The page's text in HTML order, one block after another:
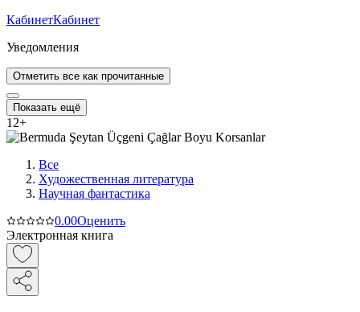
КабинетКабинет
Уведомления
Отметить все как прочитанные
Показать ещё
12+
Все
Художественная литература
Научная фантастика
0.00Оценить
Электронная книга